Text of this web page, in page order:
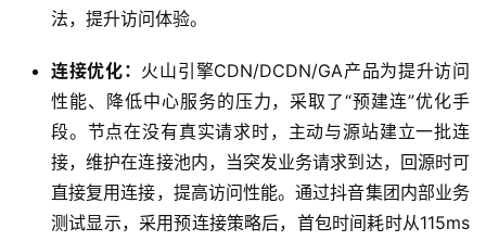
法，提升访问体验。
连接优化： 火山引擎CDN/DCDN/GA产品为提升访问
性能、降低中心服务的压力，采取了“预建连”优化手
段。节点在没有真实请求时，主动与源站建立一批连
接，维护在连接池内，当突发业务请求到达，回源时可
直接复用连接，提高访问性能。通过抖音集团内部业务
测试显示，采用预连接策略后，首包时间耗时从115ms